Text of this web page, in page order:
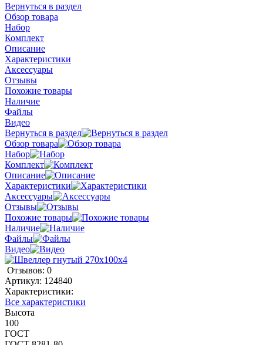
Вернуться в раздел
Обзор товара
Набор
Комплект
Описание
Характеристики
Аксессуары
Отзывы
Похожие товары
Наличие
Файлы
Видео
Вернуться в раздел
Обзор товара
Набор
Комплект
Описание
Характеристики
Аксессуары
Отзывы
Похожие товары
Наличие
Файлы
Видео
Отзывов: 0
Артикул: 124840
Характеристики:
Все характеристики
Высота
100
ГОСТ